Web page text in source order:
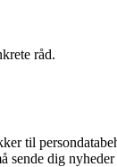
råd.
til
sende dig